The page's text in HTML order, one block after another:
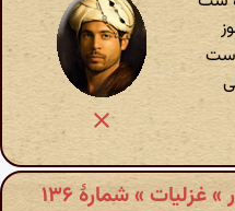
ست
» شمارهٔ ۱۳۶